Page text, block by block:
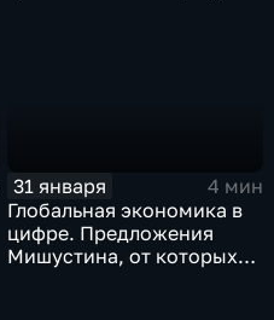
31 января
4 мин
Глобальная экономика в
цифре. Предложения
Мишустина, от которых